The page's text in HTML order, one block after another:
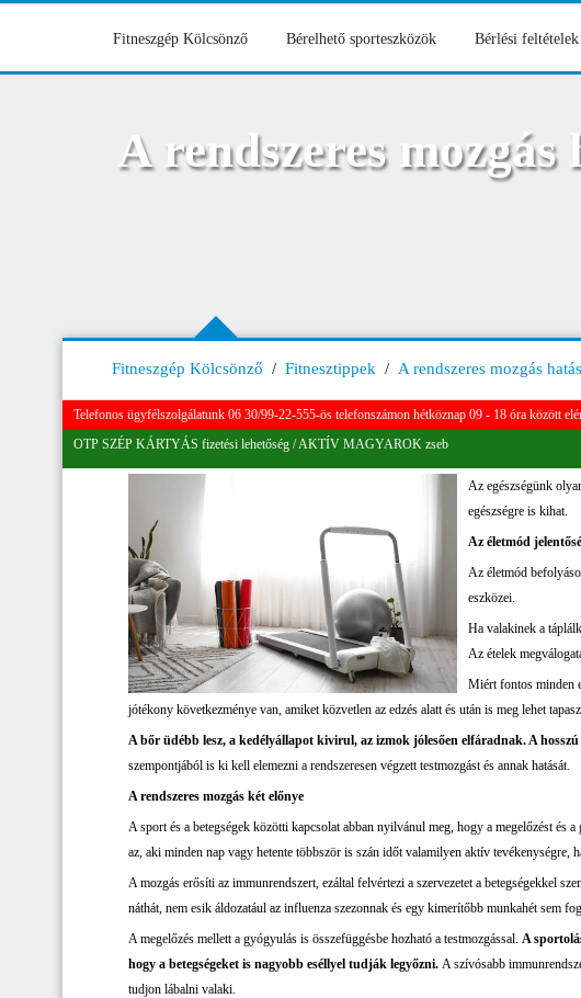
Fitneszgép Kölcsönző Bérelhető sporteszközök Bérlési feltételek
A rendszeres
Fitneszgép Kölcsönző / Fitnesztippek / A rendszeres mozgás
Telefonos ügyfélszolgálatunk 06 30/99-22-555-ös telefonszámon hétköznap 09 - 18 óra között
OTP SZÉP KÁRTYÁS fizetési lehetőség / AKTÍV MAGYAROK zseb
Az egészségünk
egészségre is kihat.
Az életmód
Az életmód
eszközei.
Ha valakinek a
Az ételek
Miért fontos minden
jótékony következménye van, amiket közvetlen az edzés alatt és után is meg lehet
A bőr üdébb lesz, a kedélyállapot kivirul, az izmok jólesően elfáradnak. A
szempontjából is ki kell elemezni a rendszeresen végzett testmozgást és annak hatását.
A rendszeres mozgás két előnye
A sport és a betegségek közötti kapcsolat abban nyilvánul meg, hogy a megelőzést és
az, aki minden nap vagy hetente többször is szán időt valamilyen aktív tevékenységre,
A mozgás erősíti az immunrendszert, ezáltal felvértezi a szervezetet a betegségekkel
náthát, nem esik áldozatául az influenza szezonnak és egy kimerítőbb munkahét sem
A megelőzés mellett a gyógyulás is összefüggésbe hozható a testmozgással. A
hogy a betegségeket is nagyobb eséllyel tudják legyőzni. A szívósabb
tudjon lábalni valaki.